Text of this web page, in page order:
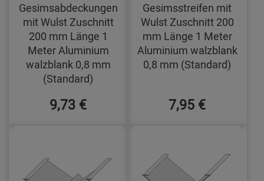
Gesimsabdeckungen
mit Wulst Zuschnitt
200 mm Länge 1
Meter Aluminium
walzblank 0,8 mm
(Standard)
9,73 €
Gesimsstreifen mit
Wulst Zuschnitt 200
mm Länge 1 Meter
Aluminium walzblank
0,8 mm (Standard)
7,95 €